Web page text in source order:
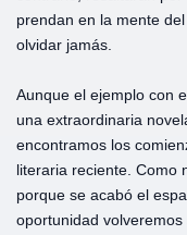
prendan en la mente
olvidar jamás.
Aunque el ejemplo con
una extraordinaria
encontramos los
literaria reciente. Como
porque se acabó el
oportunidad